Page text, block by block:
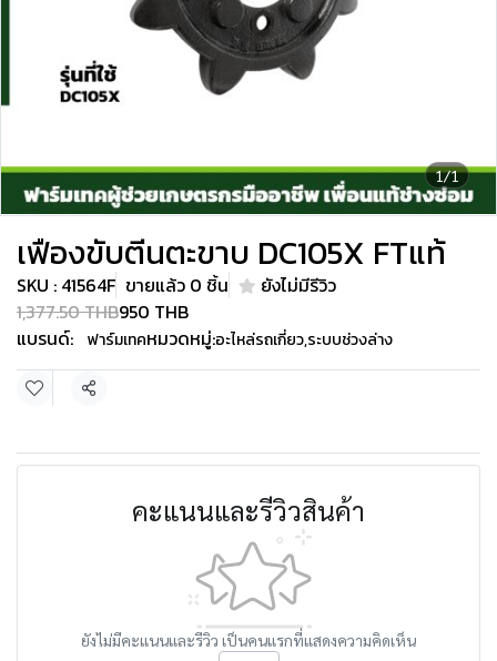
1/1
เฟืองขับตีนตะขาบ DC105X FTแท้
SKU : 41564F ขายแล้ว 0 ชิ้น
ยังไม่มีรีวิว
1,377.50 THB950 THB
แบรนด์:
ฟาร์มเทคหมวดหมู่:อะไหล่รถเกี่ยว,ระบบช่วงล่าง
แชร์
คะแนนและรีวิวสินค้า
ยังไม่มีคะแนนและรีวิว เป็นคนแรกที่แสดงความคิดเห็น